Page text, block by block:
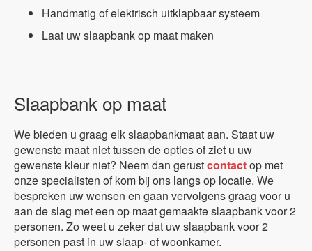
Handmatig of elektrisch uitklapbaar systeem
Laat uw slaapbank op maat maken
Slaapbank op maat
We bieden u graag elk slaapbankmaat aan. Staat uw
gewenste maat niet tussen de opties of ziet u uw
gewenste kleur niet? Neem dan gerustcontactop met
onze specialisten of kom bij ons langs op locatie. We
bespreken uw wensen en gaan vervolgens graag voor u
aan de slag met een op maat gemaakte slaapbank voor 2
personen. Zo weet u zeker dat uw slaapbank voor 2
personen past in uw slaap- of woonkamer.